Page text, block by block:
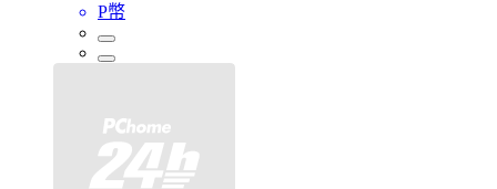
P幣